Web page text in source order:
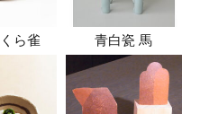
ら雀 青白瓷 馬